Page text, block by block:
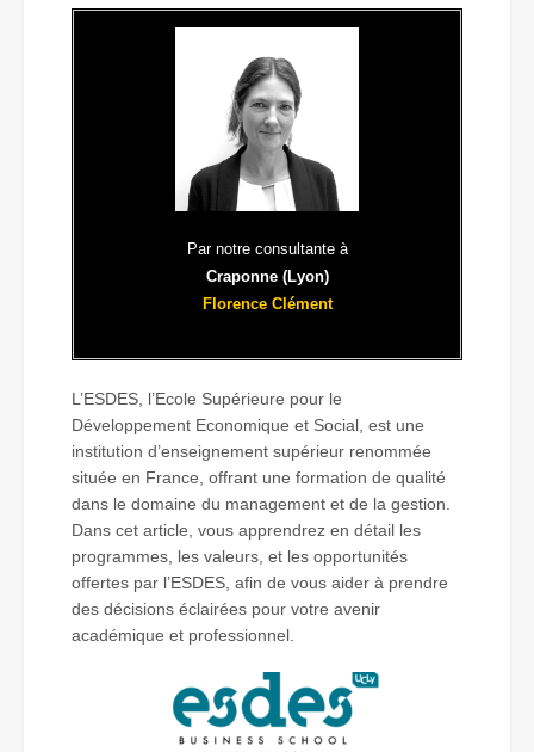
Par notre consultante à
Craponne (Lyon)
Florence Clément
L’ESDES, l’Ecole Supérieure pour le
Développement Economique et Social, est une
institution d’enseignement supérieur renommée
située en France, offrant une formation de qualité
dans le domaine du management et de la gestion.
Dans cet article, vous apprendrez en détail les
programmes, les valeurs, et les opportunités
offertes par l’ESDES, afin de vous aider à prendre
des décisions éclairées pour votre avenir
académique et professionnel.